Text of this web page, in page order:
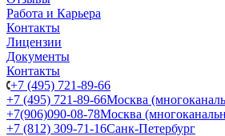
Работа и Карьера
Контакты
Лицензии
Документы
Контакты
+7 (495) 721-89-66
+7 (495) 721-89-66Москва
+7(906)090-08-78Москва
+7 (812) 309-71-16Санк-Петербург